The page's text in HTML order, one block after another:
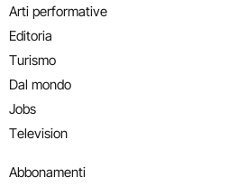
Arti performative
Editoria
Turismo
Dal mondo
Jobs
Television
Abbonamenti